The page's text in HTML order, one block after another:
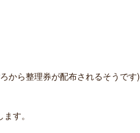
から整理券が配布されるそうです)
す。